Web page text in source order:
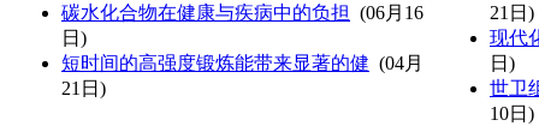
碳水化合物在健康与疾病中的负担 (06月16
日)
短时间的高强度锻炼能带来显著的健 (04月
21日)
21日)
现代
日)
世卫
10日)